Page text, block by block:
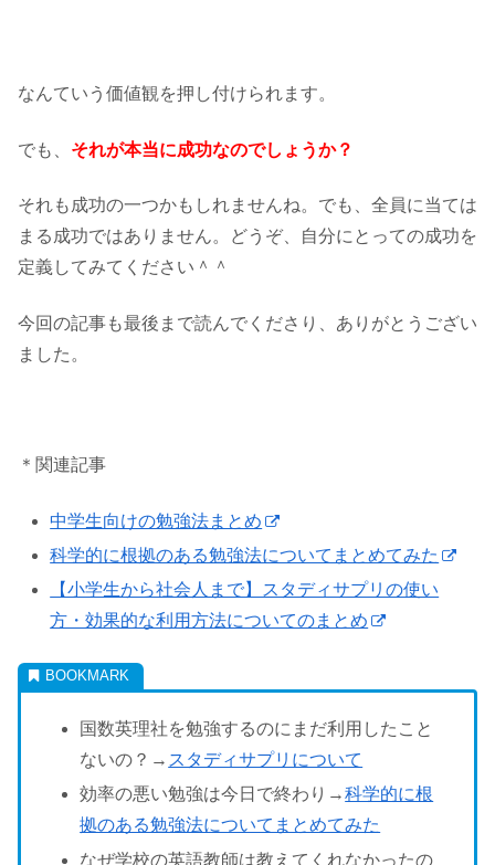
なんていう価値観を押し付けられます。
でも、 それが本当に成功なのでしょうか？
それも成功の一つかもしれませんね。でも、全員に当ては
まる成功ではありません。どうぞ、自分にとっての成功を
定義してみてください＾＾
今回の記事も最後まで読んでくださり、ありがとうござい
ました。
＊関連記事
中学生向けの勉強法まとめ
科学的に根拠のある勉強法についてまとめてみた
【小学生から社会人まで】スタディサプリの使い
方・効果的な利用方法についてのまとめ
国数英理社を勉強するのにまだ利用したこと
ないの？→ スタディサプリについて
効率の悪い勉強は今日で終わり→科学的に根
拠のある勉強法についてまとめてみた
なぜ学校の英語教師は教えてくれなかったの